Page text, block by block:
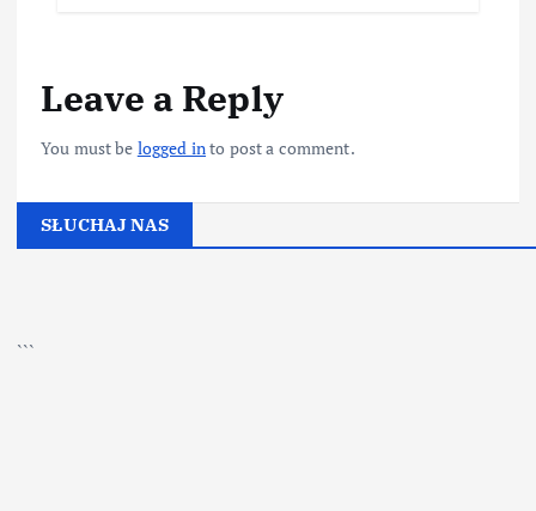
Leave a Reply
You must be logged into post a comment.
SŁUCHAJ NAS
```